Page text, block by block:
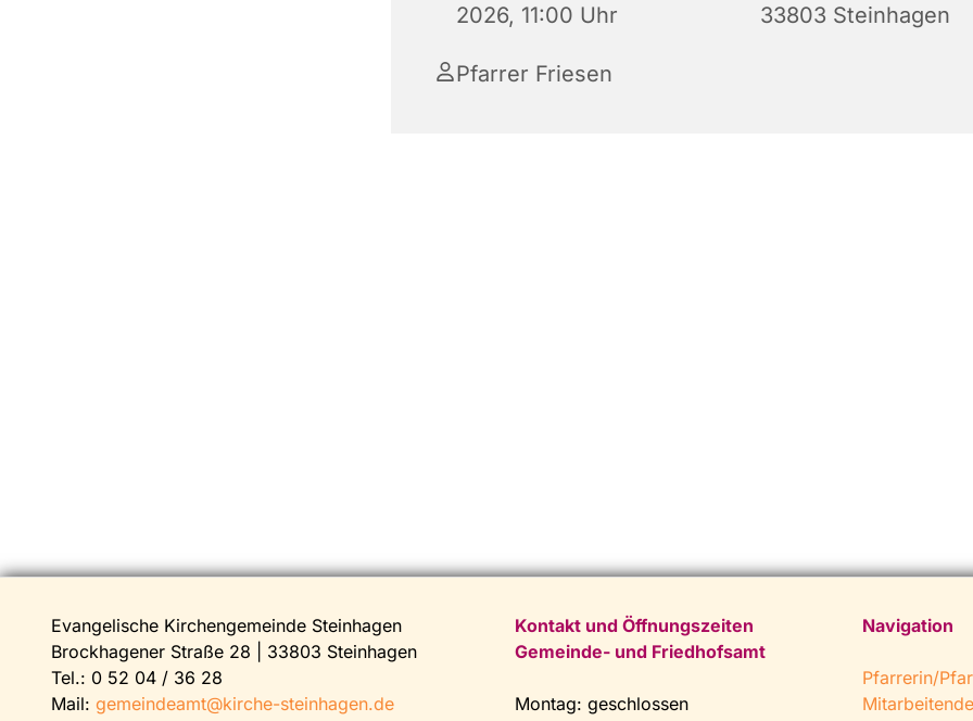
2026, 11:00 Uhr
33803 Steinhagen
Pfarrer Friesen
Evangelische Kirchengemeinde Steinhagen
Brockhagener Straße 28 | 33803 Steinhagen
Tel.: 0 52 04 / 36 28
Mail: gemeindeamt@kirche-steinhagen.de
Kontakt und Öffnungszeiten
Gemeinde- und Friedhofsamt
Montag: geschlossen
Navigation
Pfarrerin/
Mitarbeitende